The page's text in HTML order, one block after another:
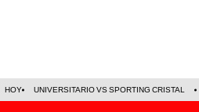
HOY UNIVERSITARIO VS SPORTING CRISTAL